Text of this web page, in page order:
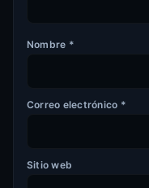
Nombre *
Correo electrónico *
Sitio web